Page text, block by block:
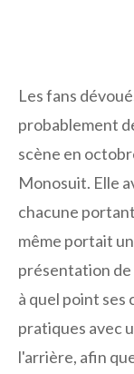
Les fans
probablement
scène en
Monosuit. Elle
chacune
même portait
présentation de
à quel point
pratiques avec
l'arrière, afin